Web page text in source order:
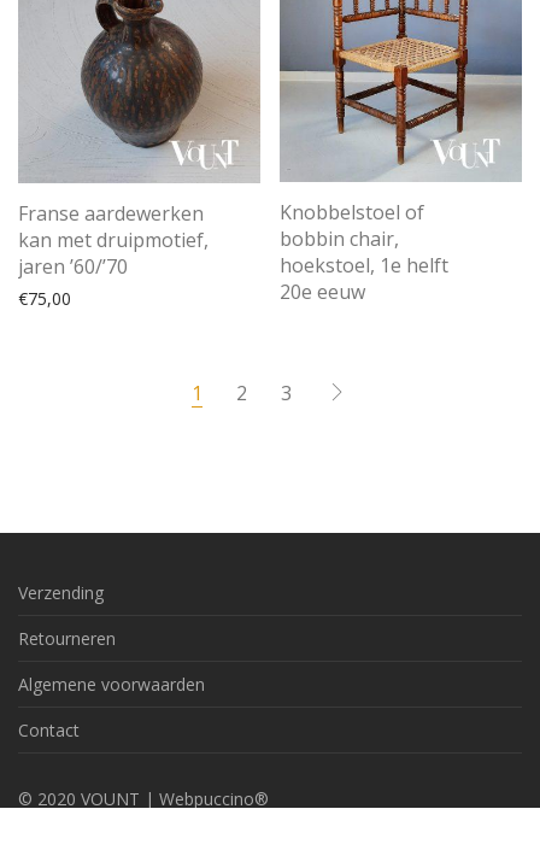
Franse aardewerken
kan met druipmotief,
jaren ’60/’70
€75,00
Knobbelstoel of
bobbin chair,
hoekstoel, 1e helft
20e eeuw
1 2 3
Verzending
Retourneren
Algemene voorwaarden
Contact
© 2020 VOUNT | Webpuccino®